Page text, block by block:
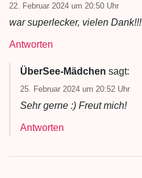
22. Februar 2024 um 20:50 Uhr
war superlecker, vielen Dank!!!
Antworten
ÜberSee-Mädchen sagt:
25. Februar 2024 um 20:52 Uhr
Sehr gerne :) Freut mich!
Antworten